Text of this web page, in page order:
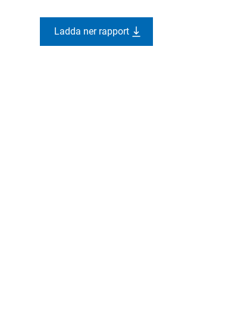
Ladda ner rapport